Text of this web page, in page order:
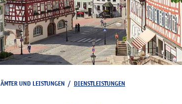
ÄMTER UND LEISTUNGEN / DIENSTLEISTUNGEN